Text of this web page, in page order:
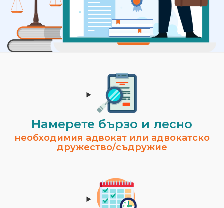
Намерете бързо и лесно
необходимия адвокат или адвокатско
дружество/съдружие